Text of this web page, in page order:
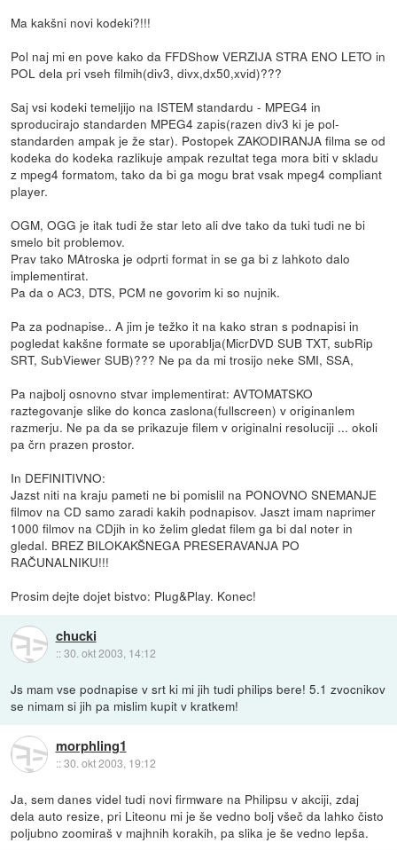
Ma kakšni novi kodeki?!!!
Pol naj mi en pove kako da FFDShow VERZIJA STRA ENO LETO in
POL dela pri vseh filmih(div3, divx,dx50,xvid)???
Saj vsi kodeki temeljijo na ISTEM standardu - MPEG4 in
sproducirajo standarden MPEG4 zapis(razen div3 ki je pol-
standarden ampak je že star). Postopek ZAKODIRANJA filma se od
kodeka do kodeka razlikuje ampak rezultat tega mora biti v skladu
z mpeg4 formatom, tako da bi ga mogu brat vsak mpeg4 compliant
player.
OGM, OGG je itak tudi že star leto ali dve tako da tuki tudi ne bi
smelo bit problemov.
Prav tako MAtroska je odprti format in se ga bi z lahkoto dalo
implementirat.
Pa da o AC3, DTS, PCM ne govorim ki so nujnik.
Pa za podnapise.. A jim je težko it na kako stran s podnapisi in
pogledat kakšne formate se uporablja(MicrDVD SUB TXT, subRip
SRT, SubViewer SUB)??? Ne pa da mi trosijo neke SMI, SSA,
Pa najbolj osnovno stvar implementirat: AVTOMATSKO
raztegovanje slike do konca zaslona(fullscreen) v originanlem
razmerju. Ne pa da se prikazuje filem v originalni resoluciji ... okoli
pa črn prazen prostor.
In DEFINITIVNO:
Jazst niti na kraju pameti ne bi pomislil na PONOVNO SNEMANJE
filmov na CD samo zaradi kakih podnapisov. Jaszt imam naprimer
1000 filmov na CDjih in ko želim gledat filem ga bi dal noter in
gledal. BREZ BILOKAKŠNEGA PRESERAVANJA PO
RAČUNALNIKU!!!
Prosim dejte dojet bistvo: Plug&Play. Konec!
chucki
::30. okt 2003, 14:12
Js mam vse podnapise v srt ki mi jih tudi philips bere! 5.1 zvocnikov
se nimam si jih pa mislim kupit v kratkem!
morphling1
::30. okt 2003, 19:12
Ja, sem danes videl tudi novi firmware na Philipsu v akciji, zdaj
dela auto resize, pri Liteonu mi je še vedno bolj všeč da lahko čisto
poljubno zoomiraš v majhnih korakih, pa slika je še vedno lepša.